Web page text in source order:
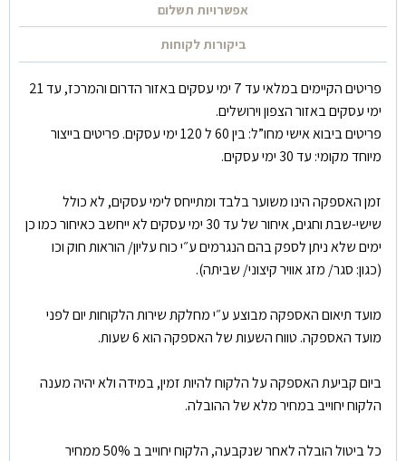
אפשרויות תשלום
ביקורות לקוחות
פריטים הקיימים במלאי עד 7 ימי עסקים באזור הדרום והמרכז, עד 21
ימי עסקים באזור הצפון וירושלים.
פריטים ביבוא אישי מחו”ל: בין 60 ל 120 ימי עסקים. פריטים בייצור
מיוחד מקומי: עד 30 ימי עסקים.
זמן האספקה הינו משוער בלבד ומתייחס לימי עסקים, לא כולל
שישי-שבת וחגים, איחור של עד 30 ימי עסקים לא ייחשב כאיחור כמו כן
ימים שלא ניתן לספק בהם הנגרמים ע״י כוח עליון/ הוראות חוק וכו
(כגון: סגר/ מזג אוויר קיצוני/ שביתה).
מועד תיאום האספקה מבוצע ע״י מחלקת שירות הלקוחות יום לפני
מועד האספקה. טווח השעות של האספקה הוא 6 שעות.
ביום קביעת האספקה על הלקוח להיות זמין, במידה ולא יהיה מענה
הלקוח יחוייב במחיר מלא של ההובלה.
כל ביטול הובלה לאחר שנקבעה, הלקוח יחוייב ב 50% ממחיר